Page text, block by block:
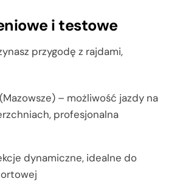
i testowe
przygodę z rajdami,
– możliwość jazdy na
profesjonalna
dynamiczne, idealne do